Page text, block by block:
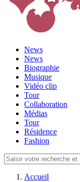
News
News
Biographie
Musique
Vidéo clip
Tour
Collaboration
Médias
Tour
Résidence
Fashion
Accueil